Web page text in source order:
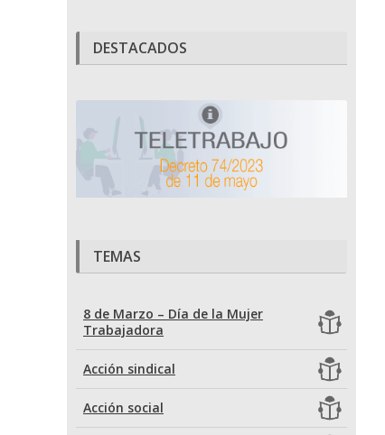
DESTACADOS
TEMAS
8 de Marzo – Día de la Mujer
Trabajadora
Acción sindical
Acción social